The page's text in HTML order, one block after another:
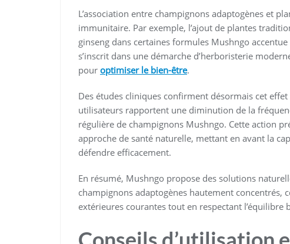
L’association entre champignons adaptogènes et
immunitaire. Par exemple, l’ajout de plantes
ginseng dans certaines formules Mushngo
s’inscrit dans une démarche d’herboristerie
pour optimiser le bien-être.
Des études cliniques confirment désormais cet
utilisateurs rapportent une diminution de la
régulière de champignons Mushngo. Cette action
approche de santé naturelle, mettant en avant la
défendre efficacement.
En résumé, Mushngo propose des solutions
champignons adaptogènes hautement concentrés,
extérieures courantes tout en respectant l’équilibre